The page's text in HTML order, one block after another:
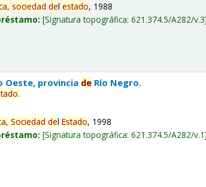
sociedad delestado, 1988
Signatura topográfica:621.374.5/A282/v.3
Oeste, provincia de Río Negro.
.
Sociedad delEstado, 1998
Signatura topográfica:621.374.5/A282/v.1